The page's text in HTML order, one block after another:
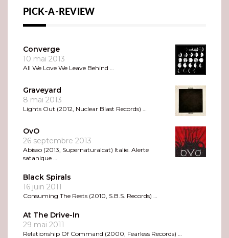
PICK-A-REVIEW
Converge
10 mai 2013
All We Love We Leave Behind …
Graveyard
8 mai 2013
Lights Out (2012, Nuclear Blast Records) …
OvO
26 septembre 2013
Abisso (2013, Supernaturalcat) Italie. Alerte
satanique …
Black Spirals
16 juin 2011
Consuming The Rests (2010, S.B.S. Records) …
At The Drive-In
29 mai 2011
Relationship Of Command (2000, Fearless Records) …